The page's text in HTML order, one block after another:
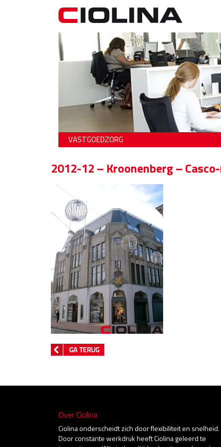
VASTGOEDZORG
2012-12 – Kroonenberg –
Over Ciolina
Ciolina onderscheidt zich door flexibiliteit en snelheid.
Door constante werkdruk heeft Ciolina geleerd te